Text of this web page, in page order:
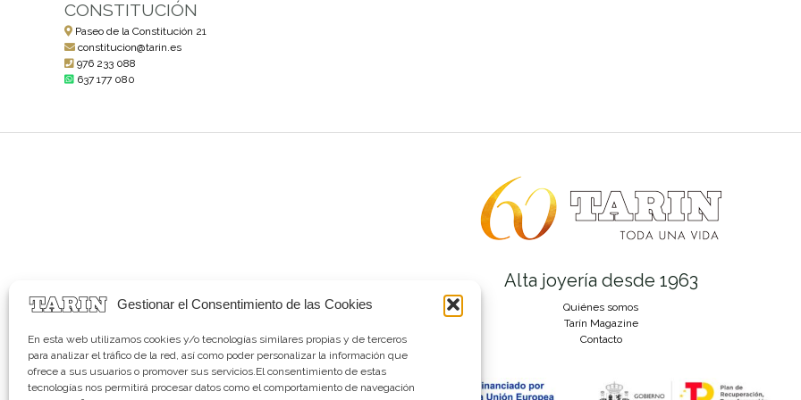
Gestionar el Consentimiento de las Cookies
En esta web utilizamos cookies y/o tecnologías similares propias y de terceros
para analizar el tráfico de la red, así como poder personalizar la información que
ofrece a sus usuarios o promover sus servicios.El consentimiento de estas
tecnologías nos permitirá procesar datos como el comportamiento de navegación
CONSTITUCIÓN
Paseo de la Constitución 21
constitucion@tarin.es
976 233 088
637 177 080
Alta joyería desde 1963
Quiénes somos
Tarín Magazine
Contacto